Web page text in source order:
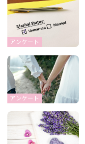
アンケート
アンケート